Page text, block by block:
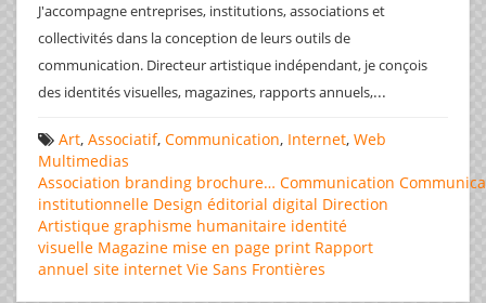
J'accompagne entreprises, institutions, associations et
collectivités dans la conception de leurs outils de
communication. Directeur artistique indépendant, je conçois
des identités visuelles, magazines, rapports annuels,...
Art, Associatif, Communication, Internet, Web
Multimedias
Association branding brochure… Communication
institutionnelle Design éditorial digital Direction
Artistique graphisme humanitaire identité
visuelle Magazine mise en page print Rapport
annuel site internet Vie Sans Frontières